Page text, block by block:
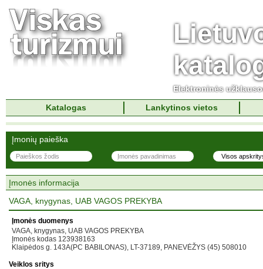
Elektroninės
Katalogas
Lankytinos vietos
Įmonių paieška
Įmonės informacija
VAGA, knygynas, UAB VAGOS PREKYBA
Įmonės duomenys
VAGA, knygynas, UAB VAGOS PREKYBA
Įmonės kodas 123938163
Klaipėdos g. 143A(PC BABILONAS), LT-37189, PANEVĖŽYS (45) 508010
Veiklos sritys